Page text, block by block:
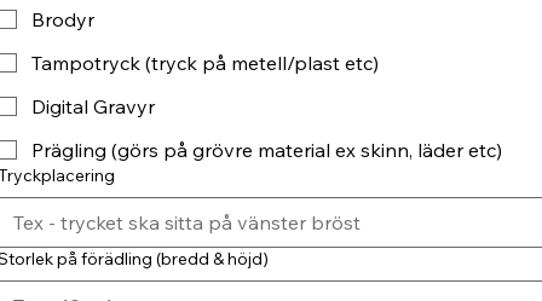
Brodyr
Tampotryck (tryck på metell/plast etc)
Digital Gravyr
Prägling (görs på grövre material ex skinn, läder etc)
på förädling (bredd & höjd)